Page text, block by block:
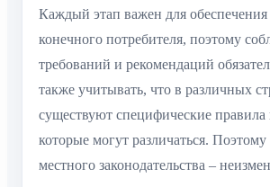
Каждый этап важен для обеспечения
конечного потребителя, поэтому
требований и рекомендаций
также учитывать, что в различных
существуют специфические
которые могут различаться. Поэтому
местного законодательства –